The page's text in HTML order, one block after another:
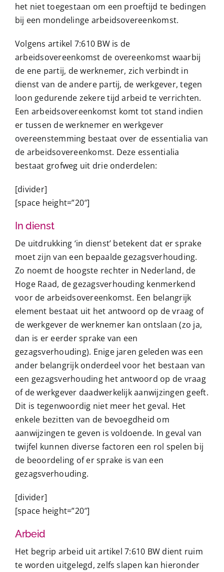
het niet toegestaan om een proeftijd te bedingen
bij een mondelinge arbeidsovereenkomst.
Volgens artikel 7:610 BW is de
arbeidsovereenkomst de overeenkomst waarbij
de ene partij, de werknemer, zich verbindt in
dienst van de andere partij, de werkgever, tegen
loon gedurende zekere tijd arbeid te verrichten.
Een arbeidsovereenkomst komt tot stand indien
er tussen de werknemer en werkgever
overeenstemming bestaat over de essentialia van
de arbeidsovereenkomst. Deze essentialia
bestaat grofweg uit drie onderdelen:
[divider]
[space height=”20″]
In dienst
De uitdrukking ‘in dienst’ betekent dat er sprake
moet zijn van een bepaalde gezagsverhouding.
Zo noemt de hoogste rechter in Nederland, de
Hoge Raad, de gezagsverhouding kenmerkend
voor de arbeidsovereenkomst. Een belangrijk
element bestaat uit het antwoord op de vraag of
de werkgever de werknemer kan ontslaan (zo ja,
dan is er eerder sprake van een
gezagsverhouding). Enige jaren geleden was een
ander belangrijk onderdeel voor het bestaan van
een gezagsverhouding het antwoord op de vraag
of de werkgever daadwerkelijk aanwijzingen geeft.
Dit is tegenwoordig niet meer het geval. Het
enkele bezitten van de bevoegdheid om
aanwijzingen te geven is voldoende. In geval van
twijfel kunnen diverse factoren een rol spelen bij
de beoordeling of er sprake is van een
gezagsverhouding.
[divider]
[space height=”20″]
Arbeid
Het begrip arbeid uit artikel 7:610 BW dient ruim
te worden uitgelegd, zelfs slapen kan hieronder